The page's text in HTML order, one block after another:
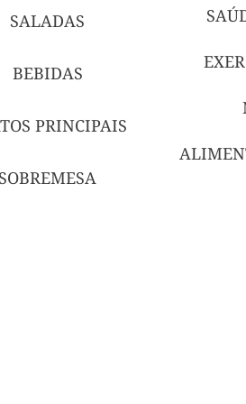
SALADAS
BEBIDAS
PRINCIPAIS